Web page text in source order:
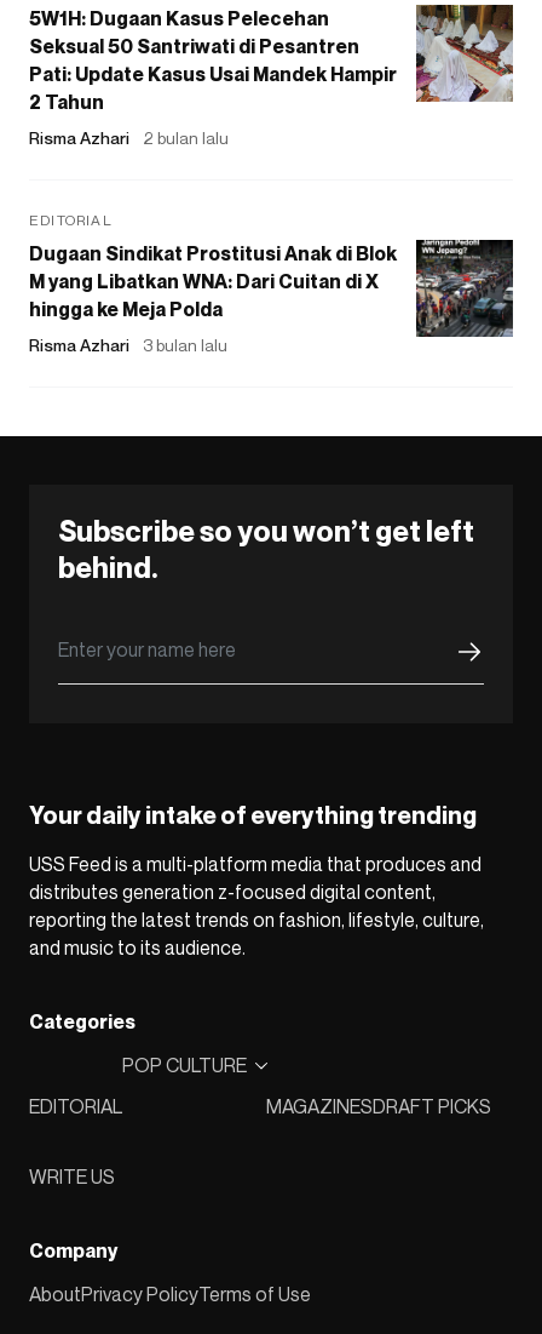
5W1H: Dugaan Kasus Pelecehan
Seksual 50 Santriwati di Pesantren
Pati: Update Kasus Usai Mandek Hampir
2 Tahun
Risma Azhari 2 bulan lalu
EDITORIAL
Dugaan Sindikat Prostitusi Anak di Blok
M yang Libatkan WNA: Dari Cuitan di X
hingga ke Meja Polda
Risma Azhari 3 bulan lalu
Subscribe so you won’t get left
behind.
Your daily intake of everything trending
USS Feed is a multi-platform media that produces and
distributes generation z-focused digital content,
reporting the latest trends on fashion, lifestyle, culture,
and music to its audience.
Categories
EDITORIAL
POP CULTURE
MAGAZINESDRAFT PICKS
WRITE US
Company
AboutPrivacy PolicyTerms of Use